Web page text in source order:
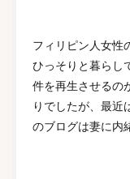
フィリピン人女性
ひっそりと暮らし
件を再生させるの
りでしたが、最近
のブログは妻に内